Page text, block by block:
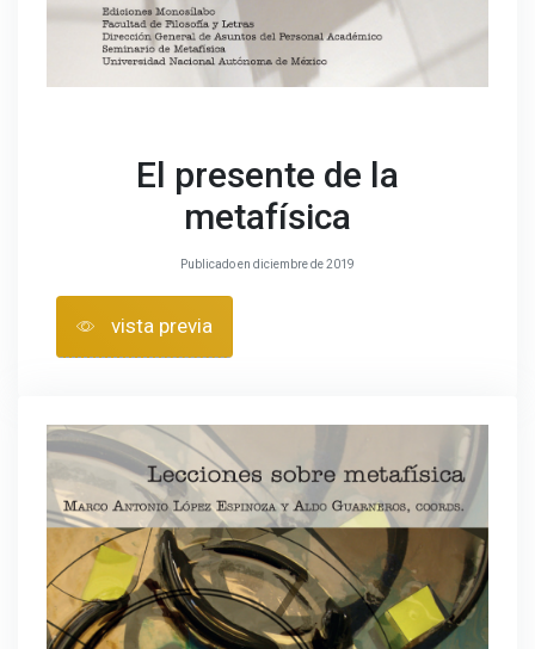
El presente de la
metafísica
Publicado en diciembre de 2019
vista previa